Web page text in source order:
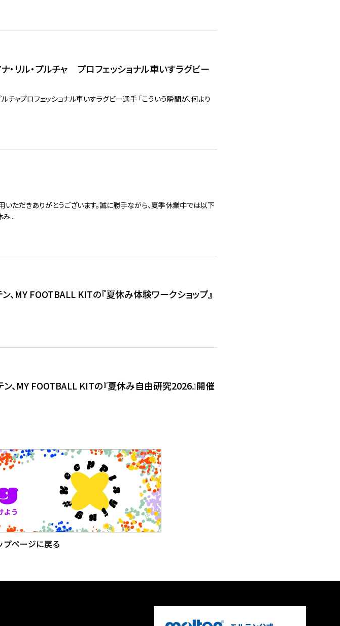
リル・プルチャ プロフェッショナル車いすラグビー
チャプロフェッショナル車いすラグビー選手 「こういう瞬間が、何より
いただきありがとうございます。誠に勝手ながら、夏季休業中では以下
...
、MY FOOTBALL KITの『夏休み体験ワークショップ』
、MY FOOTBALL KITの『夏休み自由研究2026』開催
ページに戻る